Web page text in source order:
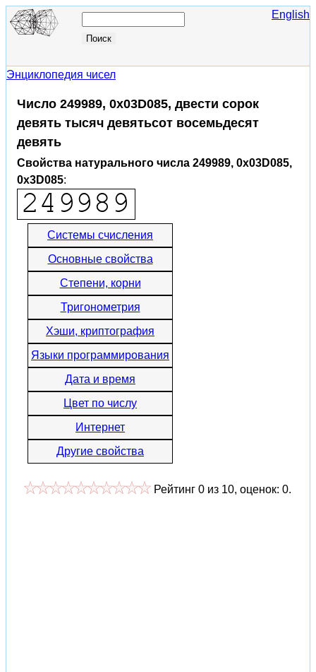
English
Энциклопедия чисел
Число 249989, 0x03D085, двести сорок
девять тысяч девятьсот восемьдесят
девять
Свойства натурального числа 249989, 0x03D085,
0x3D085:
Системы счисления
Основные свойства
Степени, корни
Тригонометрия
Хэши, криптография
Языки программирования
Дата и время
Цвет по числу
Интернет
Другие свойства
Рейтинг 0 из 10, оценок: 0.